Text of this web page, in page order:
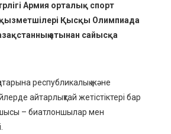
Армия орталық спорт
қызметшілері Қысқы Олимпиада
атынан сайысқа
республикалық және
айтарлықтай жетістіктері бар
– биатлоншылар мен